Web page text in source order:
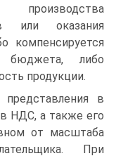
или оказания
компенсируется
бюджета, либо
продукции.
в
НДС, а также его
от масштаба
При